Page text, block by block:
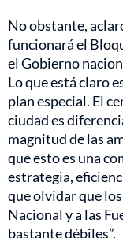
No obstante,
funcionará el
el Gobierno
Lo que está claro
plan especial. El
ciudad es
magnitud de las
que esto es una
estrategia,
que olvidar que
Nacional y a las
bastante débiles”.